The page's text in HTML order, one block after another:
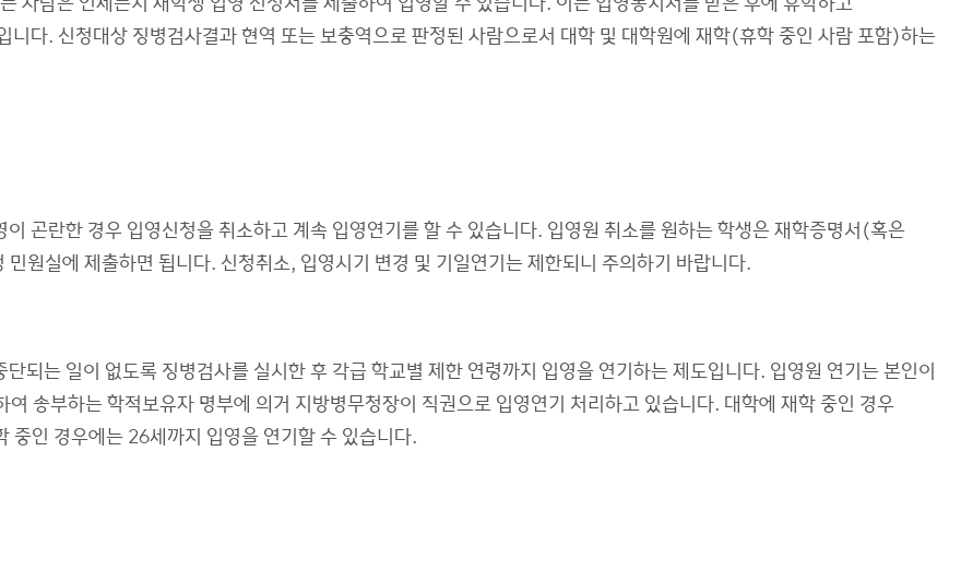
다. 신청대상 징병검사결과 현역 또는 보충역으로 판정된 사람으로서 대학 및 대학원에 재학(휴학 중인 사람 포함)하는
곤란한 경우 입영신청을 취소하고 계속 입영연기를 할 수 있습니다. 입영원 취소를 원하는 학생은 재학증명서(혹은
원실에 제출하면 됩니다. 신청취소, 입영시기 변경 및 기일연기는 제한되니 주의하기 바랍니다.
되는 일이 없도록 징병검사를 실시한 후 각급 학교별 제한 연령까지 입영을 연기하는 제도입니다. 입영원 연기는 본인이
송부하는 학적보유자 명부에 의거 지방병무청장이 직권으로 입영연기 처리하고 있습니다. 대학에 재학 중인 경우
인 경우에는 26세까지 입영을 연기할 수 있습니다.